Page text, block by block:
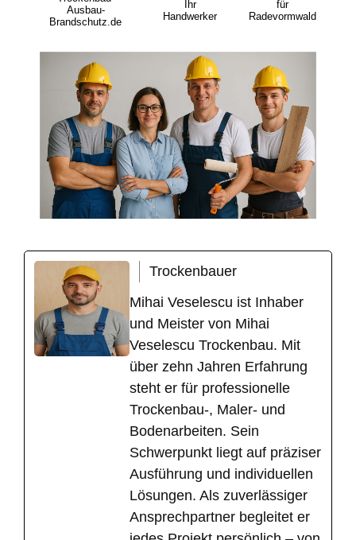
Ausbau-
Brandschutz.de
Ihr
Handwerker
für
Radevormwald
Trockenbauer
Mihai Veselescu ist Inhaber
und Meister von Mihai
Veselescu Trockenbau. Mit
über zehn Jahren Erfahrung
steht er für professionelle
Trockenbau-, Maler- und
Bodenarbeiten. Sein
Schwerpunkt liegt auf präziser
Ausführung und individuellen
Lösungen. Als zuverlässiger
Ansprechpartner begleitet er